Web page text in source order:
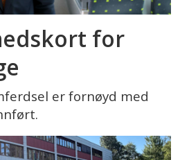
for
er fornøyd med